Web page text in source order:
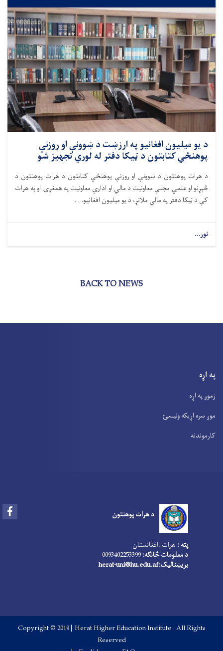
د یو میلیون افغانیو په ارزښت د ښوونې او روزنې
پوهنځي کتابتون د ټيکا دفتر له لوري تجهیز شو
د هرات پوهنتون د ښوونې او روزنې پوهنځي کتابتون د هرات پوهنتون د
څېړنو او علمي مجلې معاونیت د مالي او اداري معاونیت په همغږۍ او په هرات
کې د ټيکا دفتر په مالي ملاتړ، د یو میلیون افغانیو. . .
نور...
BACK TO NEWS
په اړه
زموږ په اړه
موږ سره اړیکه ونیسئ
کارموندنه
د هرات پوهنتون
پته : هرات ،افغانستان
د معلومات څانګه:
بریښنالیک:herat-uni@hu.edu.af
Copyright © 2019 | Herat Higher Education Institute . All Rights
Reserved